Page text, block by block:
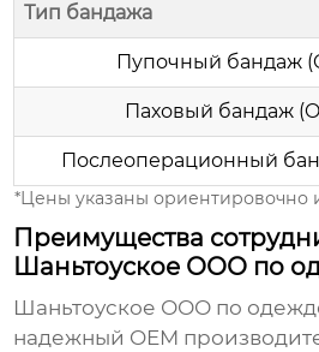
Тип бандажа
Пупочный бандаж
Паховый бандаж
Послеоперационный
*Цены указаны ориентировочно
Преимущества
Шаньтоуское ООО по
Шаньтоуское ООО по
надежный OEM